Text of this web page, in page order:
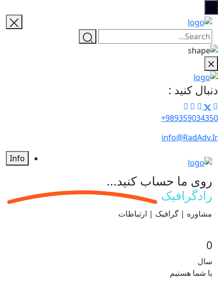
دنبال کنید :
989359034350+
info@RadAdv.Ir
Info
روی ما حساب کنید...
رادگرافیک
مشاوره | گرافیک | ارتباطات
0
سال
با شما هستیم